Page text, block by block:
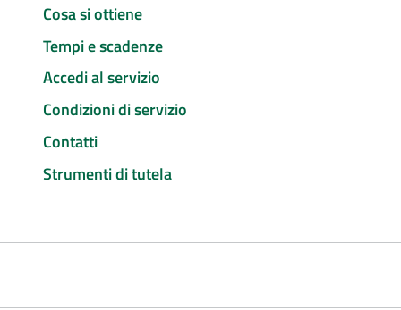
Cosa si ottiene
Tempi e scadenze
Accedi al servizio
Condizioni di servizio
Contatti
Strumenti di tutela